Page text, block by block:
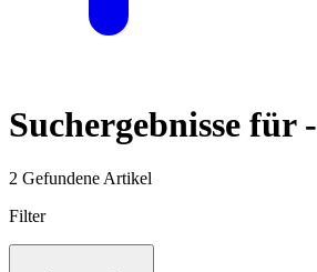
Suchergebnisse für -
2 Gefundene Artikel
Filter